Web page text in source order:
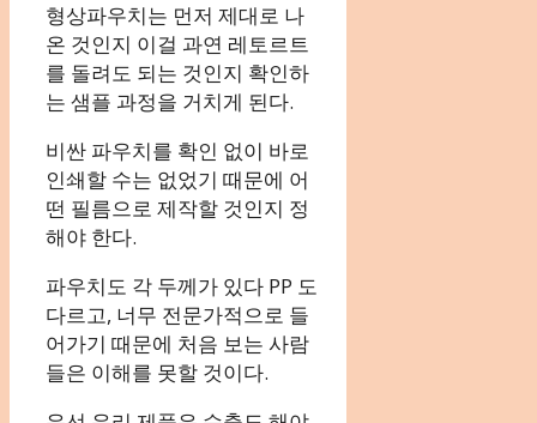
형상파우치는 먼저 제대로 나
온 것인지 이걸 과연 레토르트
를 돌려도 되는 것인지 확인하
는 샘플 과정을 거치게 된다.
비싼 파우치를 확인 없이 바로
인쇄할 수는 없었기 때문에 어
떤 필름으로 제작할 것인지 정
해야 한다.
파우치도 각 두께가 있다 PP 도
다르고, 너무 전문가적으로 들
어가기 때문에 처음 보는 사람
들은 이해를 못할 것이다.